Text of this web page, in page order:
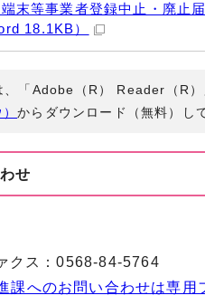
末等事業者登録中止・廃止届
18.1KB）
「Adobe（R） Reader（R
）からダウンロード（無料）し
せ
ス：0568-84-5764
へのお問い合わせは専用